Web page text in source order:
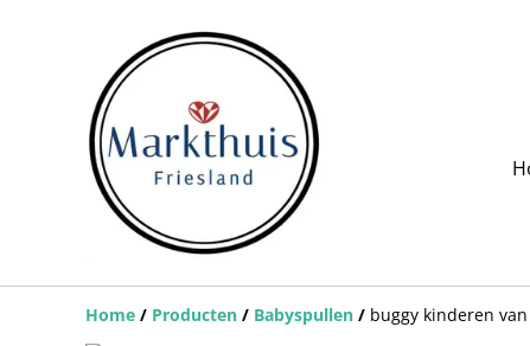
Home / Producten / Babyspullen / buggy kinderen